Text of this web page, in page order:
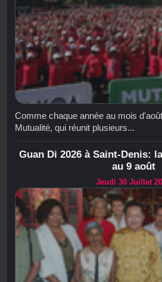
Comme chaque année au mois
Mutualité, qui réunit plusieurs...
Guan Di 2026 à Saint-Denis:
au 9 août
Jeudi 30 Juillet